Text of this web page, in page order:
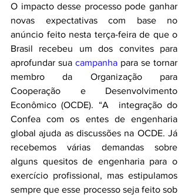
O impacto desse processo pode ganhar
novas expectativas com base no
anúncio feito nesta terça-feira de que o
Brasil recebeu um dos convites para
aprofundar sua campanha para se tornar
membro da Organização para
Cooperação e Desenvolvimento
Econômico (OCDE). “A  integração do
Confea com os entes de engenharia
global ajuda as discussões na OCDE. Já
recebemos várias demandas sobre
alguns quesitos de engenharia para o
exercício profissional, mas estipulamos
sempre que esse processo seja feito sob